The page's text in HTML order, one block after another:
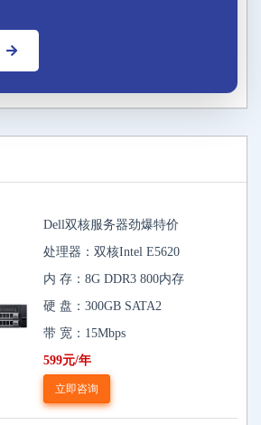
Dell双核服务器劲爆特价
处理器：双核Intel E5620
内 存：8G DDR3 800内存
硬 盘：300GB SATA2
带 宽：15Mbps
599元/年
立即咨询